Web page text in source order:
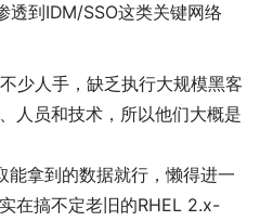
透到IDM/SSO这类关键网络
少人手，缺乏执行大规模黑客
人员和技术，所以他们大概是
能拿到的数据就行，懒得进一
在搞不定老旧的RHEL 2.x-